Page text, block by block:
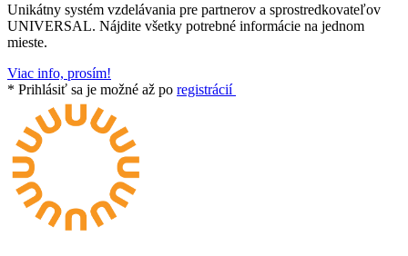
Unikátny systém vzdelávania pre partnerov a sprostredkovateľov
UNIVERSAL. Nájdite všetky potrebné informácie na jednom
mieste.
Viac info, prosím!
* Prihlásiť sa je možné až po registrácií